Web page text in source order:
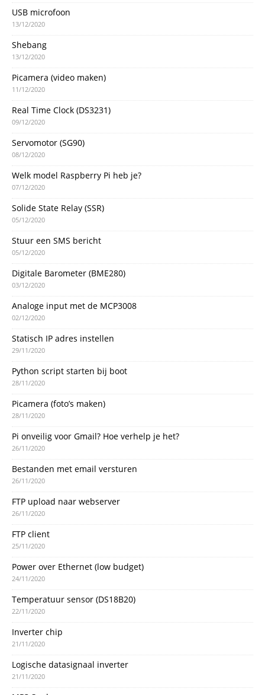
USB microfoon
13/12/2020
Shebang
13/12/2020
Picamera (video maken)
11/12/2020
Real Time Clock (DS3231)
09/12/2020
Servomotor (SG90)
08/12/2020
Welk model Raspberry Pi heb je?
07/12/2020
Solide State Relay (SSR)
05/12/2020
Stuur een SMS bericht
05/12/2020
Digitale Barometer (BME280)
03/12/2020
Analoge input met de MCP3008
02/12/2020
Statisch IP adres instellen
29/11/2020
Python script starten bij boot
28/11/2020
Picamera (foto’s maken)
28/11/2020
Pi onveilig voor Gmail? Hoe verhelp je het?
26/11/2020
Bestanden met email versturen
26/11/2020
FTP upload naar webserver
26/11/2020
FTP client
25/11/2020
Power over Ethernet (low budget)
24/11/2020
Temperatuur sensor (DS18B20)
22/11/2020
Inverter chip
21/11/2020
Logische datasignaal inverter
21/11/2020